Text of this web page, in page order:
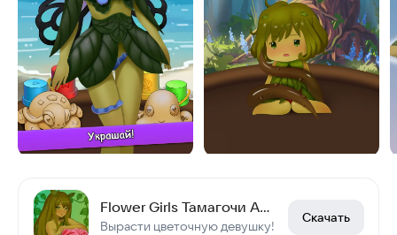
Flower Girls Тамагочи Аниме
Вырасти цветочную девушку!
Скачать